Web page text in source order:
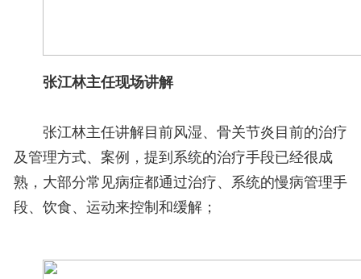
张江林主任现场讲解
张江林主任讲解目前风湿、骨关节炎目前的治疗
及管理方式、案例，提到系统的治疗手段已经很成
熟，大部分常见病症都通过治疗、系统的慢病管理手
段、饮食、运动来控制和缓解；